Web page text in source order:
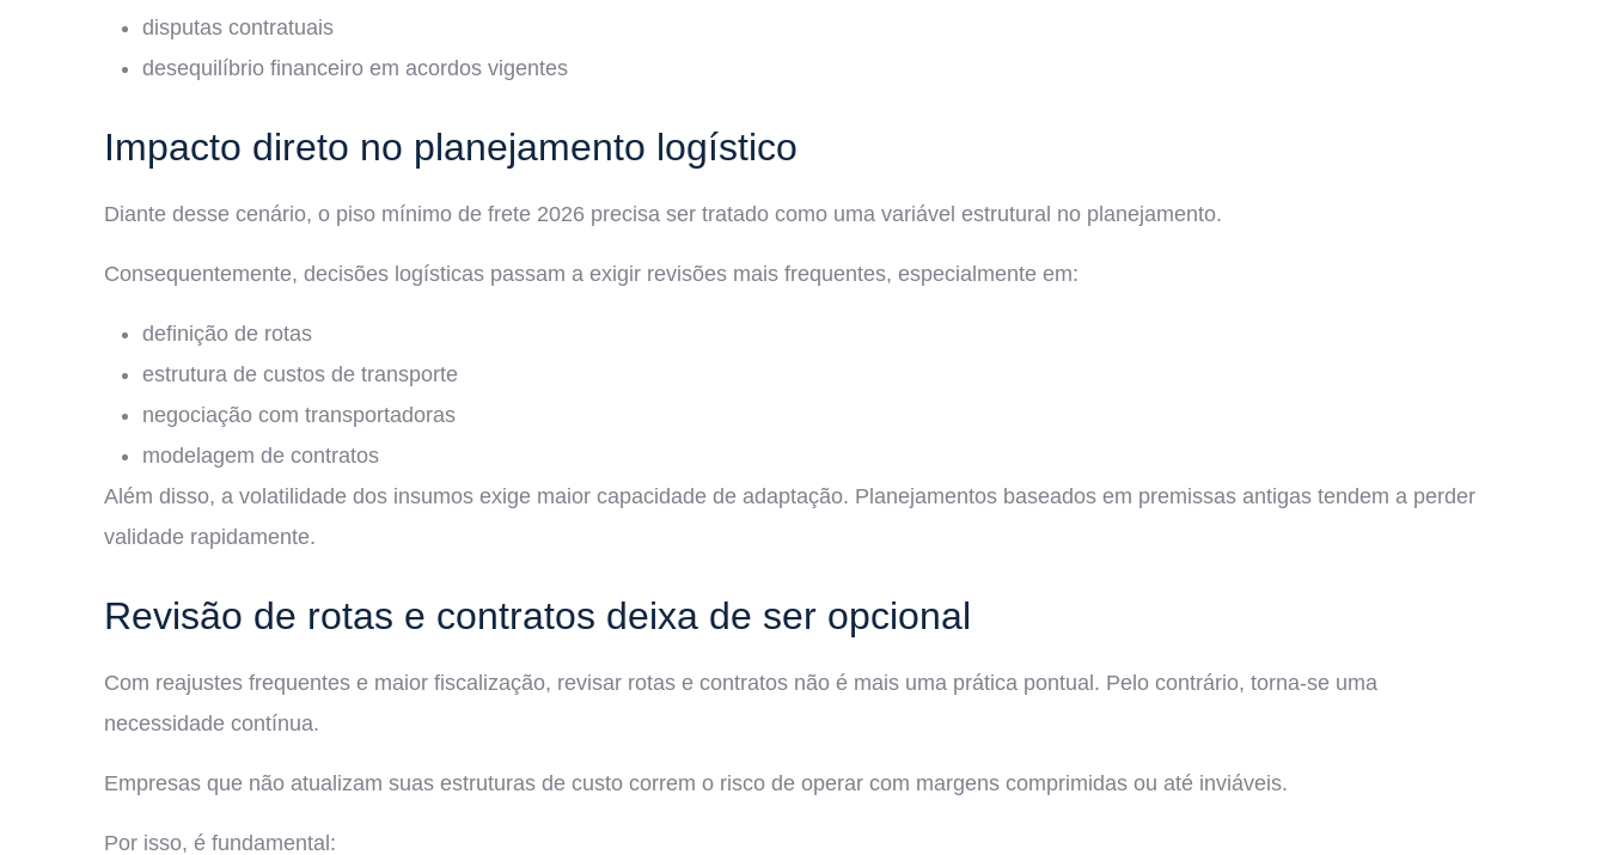
disputas contratuais
desequilíbrio financeiro em acordos vigentes
Impacto direto no planejamento logístico
Diante desse cenário, o piso mínimo de frete 2026 precisa ser tratado como uma variável estrutural no planejamento.
Consequentemente, decisões logísticas passam a exigir revisões mais frequentes, especialmente em:
definição de rotas
estrutura de custos de transporte
negociação com transportadoras
modelagem de contratos
Além disso, a volatilidade dos insumos exige maior capacidade de adaptação. Planejamentos baseados em premissas antigas tendem a perder
validade rapidamente.
Revisão de rotas e contratos deixa de ser opcional
Com reajustes frequentes e maior fiscalização, revisar rotas e contratos não é mais uma prática pontual. Pelo contrário, torna-se uma
necessidade contínua.
Empresas que não atualizam suas estruturas de custo correm o risco de operar com margens comprimidas ou até inviáveis.
Por isso, é fundamental: